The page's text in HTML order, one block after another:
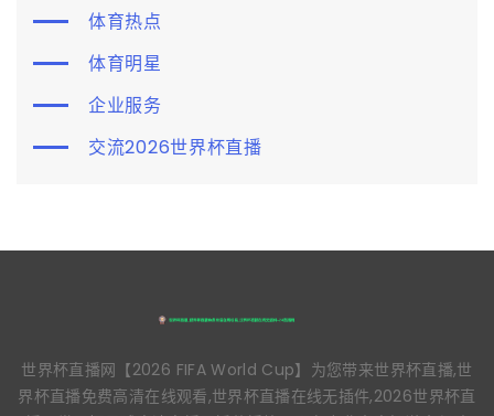
体育热点
体育明星
企业服务
交流2026世界杯直播
世界杯直播网【2026 FIFA World Cup】为您带来世界杯直播,世
界杯直播免费高清在线观看,世界杯直播在线无插件,2026世界杯直